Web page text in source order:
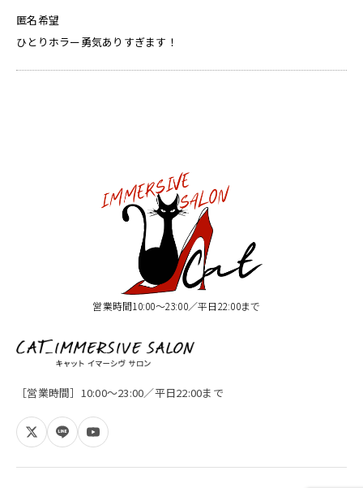
匿名希望
ひとりホラー勇気ありすぎます！
営業時間10:00〜23:00／平日22:00まで
［営業時間］10:00〜23:00／平日22:00まで